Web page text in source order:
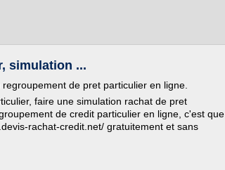
simulation ...
de pret particulier en ligne.
faire une simulation rachat de pret
de credit particulier en ligne, c'est que
rachat-credit.net/ gratuitement et sans